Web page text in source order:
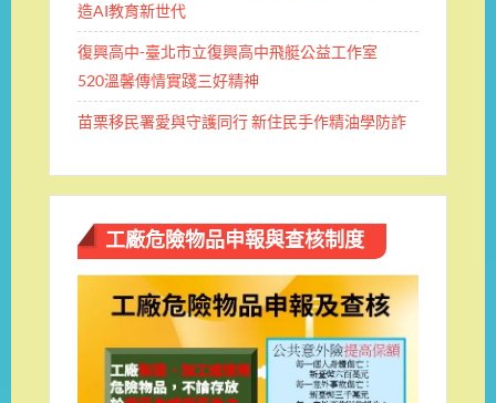
造AI教育新世代
復興高中-臺北市立復興高中飛艇公益工作室
520溫馨傳情實踐三好精神
苗栗移民署愛與守護同行 新住民手作精油學防詐
工廠危險物品申報與查核制度